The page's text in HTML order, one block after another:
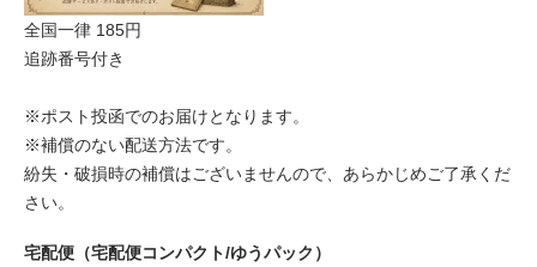
全国一律 185円
追跡番号付き
※ポスト投函でのお届けとなります。
※補償のない配送方法です。
紛失・破損時の補償はございませんので、あらかじめご了承くだ
さい。
宅配便（宅配便コンパクト/ゆうパック）